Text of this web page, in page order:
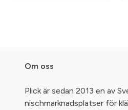
Om oss
Plick är sedan 2013 en av
nischmarknadsplatser för